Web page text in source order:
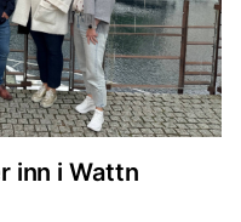
inn i Wattn